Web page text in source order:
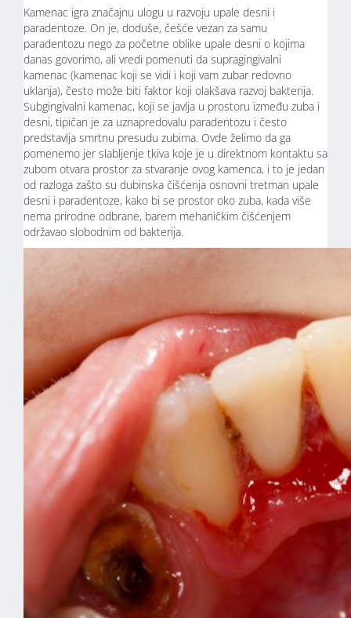
Kamenac igra značajnu ulogu u razvoju upale desni i
paradentoze. On je, doduše, češće vezan za samu
paradentozu nego za početne oblike upale desni o kojima
danas govorimo, ali vredi pomenuti da supragingivalni
kamenac (kamenac koji se vidi i koji vam zubar redovno
uklanja), često može biti faktor koji olakšava razvoj bakterija.
Subgingivalni kamenac, koji se javlja u prostoru između zuba i
desni, tipičan je za uznapredovalu paradentozu i često
predstavlja smrtnu presudu zubima. Ovde želimo da ga
pomenemo jer slabljenje tkiva koje je u direktnom kontaktu sa
zubom otvara prostor za stvaranje ovog kamenca, i to je jedan
od razloga zašto su dubinska čišćenja osnovni tretman upale
desni i paradentoze, kako bi se prostor oko zuba, kada više
nema prirodne odbrane, barem mehaničkim čišćenjem
održavao slobodnim od bakterija.